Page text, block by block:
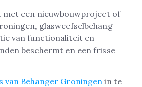
met een nieuwbouwproject of
glasweefselbehang
van functionaliteit en
beschermt en een frisse
van Behanger Groningen in te